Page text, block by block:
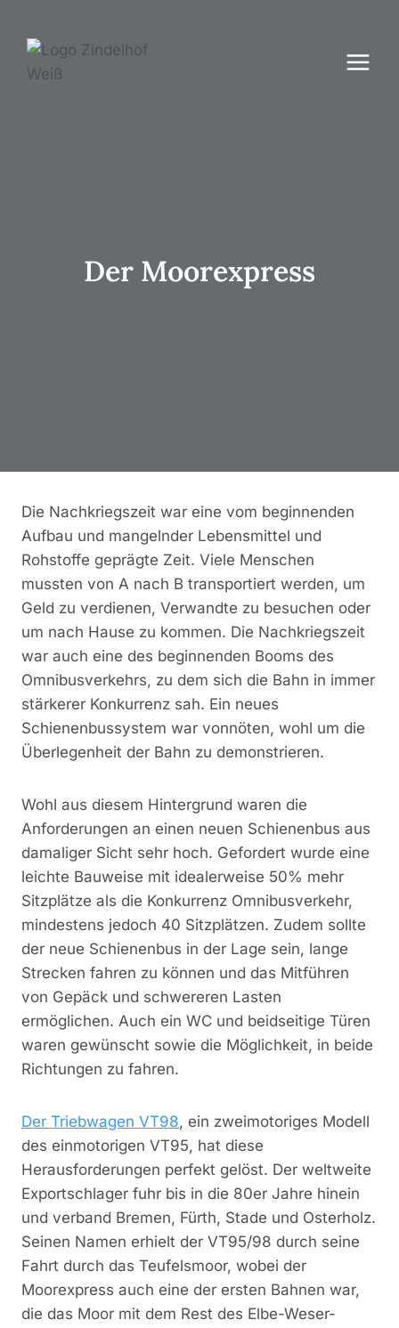
Inhalt
springen
Der Moorexpress
Die Nachkriegszeit war eine vom beginnenden
Aufbau und mangelnder Lebensmittel und
Rohstoffe geprägte Zeit. Viele Menschen
mussten von A nach B transportiert werden, um
Geld zu verdienen, Verwandte zu besuchen oder
um nach Hause zu kommen. Die Nachkriegszeit
war auch eine des beginnenden Booms des
Omnibusverkehrs, zu dem sich die Bahn in immer
stärkerer Konkurrenz sah. Ein neues
Schienenbussystem war vonnöten, wohl um die
Überlegenheit der Bahn zu demonstrieren.
Wohl aus diesem Hintergrund waren die
Anforderungen an einen neuen Schienenbus aus
damaliger Sicht sehr hoch. Gefordert wurde eine
leichte Bauweise mit idealerweise 50% mehr
Sitzplätze als die Konkurrenz Omnibusverkehr,
mindestens jedoch 40 Sitzplätzen. Zudem sollte
der neue Schienenbus in der Lage sein, lange
Strecken fahren zu können und das Mitführen
von Gepäck und schwereren Lasten
ermöglichen. Auch ein WC und beidseitige Türen
waren gewünscht sowie die Möglichkeit, in beide
Richtungen zu fahren.
Der Triebwagen VT98, ein zweimotoriges Modell
des einmotorigen VT95, hat diese
Herausforderungen perfekt gelöst. Der weltweite
Exportschlager fuhr bis in die 80er Jahre hinein
und verband Bremen, Fürth, Stade und Osterholz.
Seinen Namen erhielt der VT95/98 durch seine
Fahrt durch das Teufelsmoor, wobei der
Moorexpress auch eine der ersten Bahnen war,
die das Moor mit dem Rest des Elbe-Weser-